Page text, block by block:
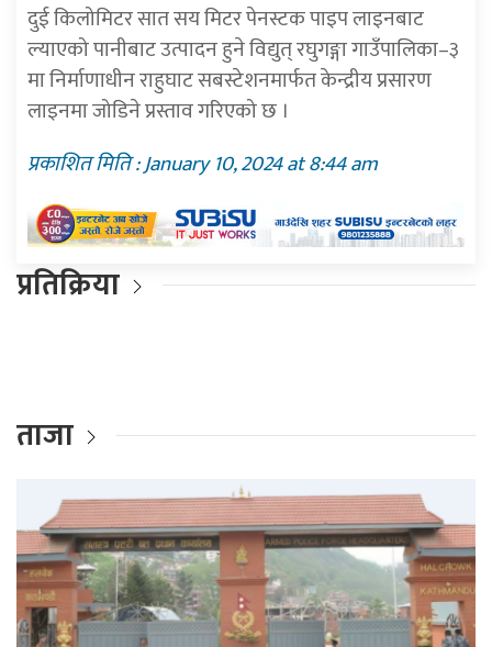
दुई किलोमिटर सात सय मिटर पेनस्टक पाइप लाइनबाट
ल्याएको पानीबाट उत्पादन हुने विद्युत् रघुगङ्गा गाउँपालिका–३
मा निर्माणाधीन राहुघाट सबस्टेशनमार्फत केन्द्रीय प्रसारण
लाइनमा जोडिने प्रस्ताव गरिएको छ ।
प्रकाशित मिति : January 10, 2024 at 8:44 am
प्रतिक्रिया
ताजा